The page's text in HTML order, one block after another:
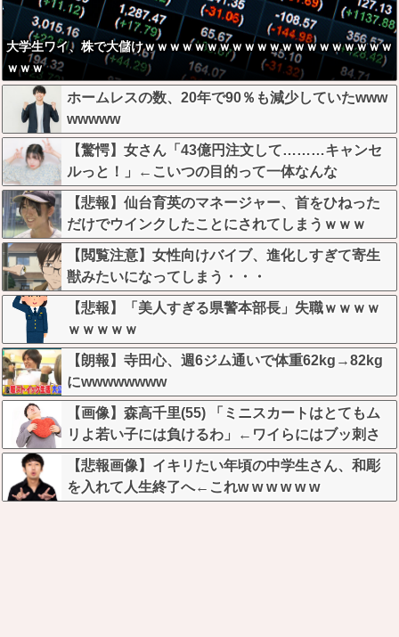
大学生ワイ、株で大儲けｗｗｗｗｗｗｗｗｗｗｗｗｗｗｗｗｗｗｗｗ
ｗｗｗ
ホームレスの数、20年で90％も減少していたwww
wwwww
【驚愕】女さん「43億円注文して………キャンセ
ルっと！」←こいつの目的って一体なんな
の？？？？？？？
【悲報】仙台育英のマネージャー、首をひねった
だけでウインクしたことにされてしまうｗｗｗ
【閲覧注意】女性向けバイブ、進化しすぎて寄生
獣みたいになってしまう・・・
【悲報】「美人すぎる県警本部長」失職ｗｗｗｗ
ｗｗｗｗｗ
【朗報】寺田心、週6ジム通いで体重62kg→82kg
にwwwwwwww
【画像】森高千里(55) 「ミニスカートはとてもム
リよ若い子には負けるわ」←ワイらにはブッ刺さ
りまくってしまうw w w w w w
【悲報画像】イキリたい年頃の中学生さん、和彫
を入れて人生終了へ←これw w w w w w